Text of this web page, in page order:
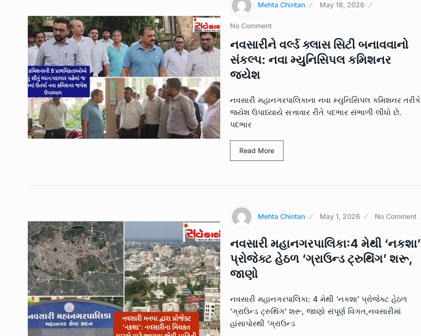
Mehta Chintan May 18, 2026
No Comment
નવસારીને વર્લ્ડ ક્લાસ સિટી બનાવવાનો
સંકલ્પ: નવા મ્યુનિસિપલ કમિશનર
જયેશ
નવસારી મહાનગરપાલિકાના નવા મ્યુનિસિપલ કમિશનર તરીકે
જયેશ ઉપાધ્યાયે સત્તાવાર રીતે પદભાર સંભાળી લીધો છે.
પદભાર
Read More
Mehta Chintan May 1, 2026 No Comment
નવસારી મહાનગરપાલિકા:4 મેથી ‘નકશા’
પ્રોજેક્ટ હેઠળ ‘ગ્રાઉન્ડ ટ્રુથિંગ’ શરૂ,
જાણો
નવસારી મહાનગરપાલિકા: 4 મેથી ‘નકશા’ પ્રોજેક્ટ હેઠળ
‘ગ્રાઉન્ડ ટ્રુથિંગ’ શરૂ, જાણો સંપૂર્ણ વિગત,નવસારીમાં
હાંસાપોરથી ‘ગ્રાઉન્ડ
8
રાજય સરકારના વન વિભાગ ધ્વારા
સમ્રગ…
LOCAL NEWS May 9, 2023
9
મેન્ગ્રુવના વાવેતર તેમજ સંરક્ષણ માટે
ત્રણ…
UNCATEGORIZED May 23, 2023
જામનગરના તમાચાણ ગામે રમતા રમતા
SPORTS June 24, 2023
13
કેશગુફન…
LOCAL NEWS July 4, 2023
14
‘સ્વચ્છ સર્વેક્ષણ…
LOCAL NEWS July 20, 2023
15